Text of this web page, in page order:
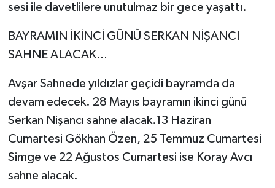
sesi ile davetlilere unutulmaz bir gece yaşattı.
BAYRAMIN İKİNCİ GÜNÜ SERKAN NİŞANCI
SAHNE ALACAK…
Avşar Sahnede yıldızlar geçidi bayramda da
devam edecek. 28 Mayıs bayramın ikinci günü
Serkan Nişancı sahne alacak.13 Haziran
Cumartesi Gökhan Özen, 25 Temmuz Cumartesi
Simge ve 22 Ağustos Cumartesi ise Koray Avcı
sahne alacak.